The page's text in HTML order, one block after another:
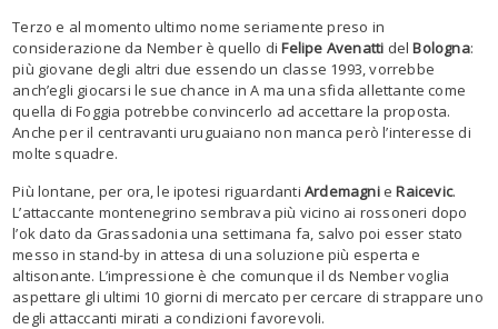
Terzo e al momento ultimo nome seriamente preso in
considerazione da Nember è quello diFelipe Avenatti delBologna:
più giovane degli altri due essendo un classe 1993, vorrebbe
anch’egli giocarsi le sue chance in A ma una sfida allettante come
quella di Foggia potrebbe convincerlo ad accettare la proposta.
Anche per il centravanti uruguaiano non manca però l’interesse di
molte squadre.
Più lontane, per ora, le ipotesi riguardanti ArdemagnieRaicevic.
L’attaccante montenegrino sembrava più vicino ai rossoneri dopo
l’ok dato da Grassadonia una settimana fa, salvo poi esser stato
messo in stand-by in attesa di una soluzione più esperta e
altisonante. L’impressione è che comunque il ds Nember voglia
aspettare gli ultimi 10 giorni di mercato per cercare di strappare uno
degli attaccanti mirati a condizioni favorevoli.